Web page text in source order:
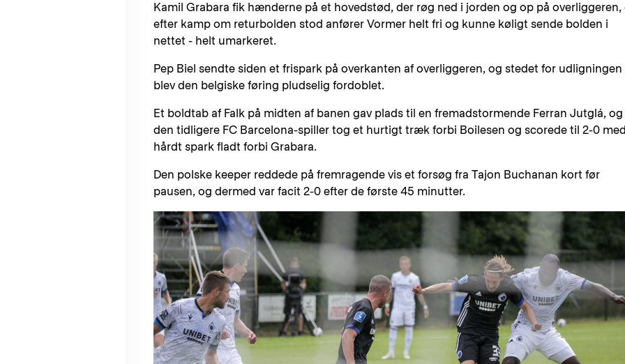
Kamil Grabara fik hænderne på et hovedstød, der røg ned i jorden og op på overliggeren,
efter kamp om returbolden stod anfører Vormer helt fri og kunne køligt sende bolden i
nettet - helt umarkeret.
Pep Biel sendte siden et frispark på overkanten af overliggeren, og stedet for udligningen
blev den belgiske føring pludselig fordoblet.
Et boldtab af Falk på midten af banen gav plads til en fremadstormende Ferran Jutglá, og
den tidligere FC Barcelona-spiller tog et hurtigt træk forbi Boilesen og scorede til 2-0
hårdt spark fladt forbi Grabara.
Den polske keeper reddede på fremragende vis et forsøg fra Tajon Buchanan kort før
pausen, og dermed var facit 2-0 efter de første 45 minutter.